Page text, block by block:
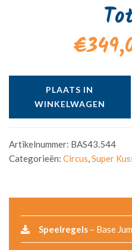
PLAATS IN
WINKELWAGEN
Artikelnummer: BAS43.544
Categorieën: Circus,Super
Speelregels – Base